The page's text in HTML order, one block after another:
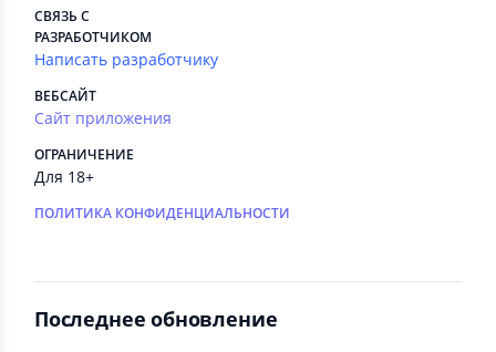
СВЯЗЬ С
РАЗРАБОТЧИКОМ
Написать разработчику
ВЕБСАЙТ
Сайт приложения
ОГРАНИЧЕНИЕ
Для 18+
ПОЛИТИКА КОНФИДЕНЦИАЛЬНОСТИ
Последнее обновление